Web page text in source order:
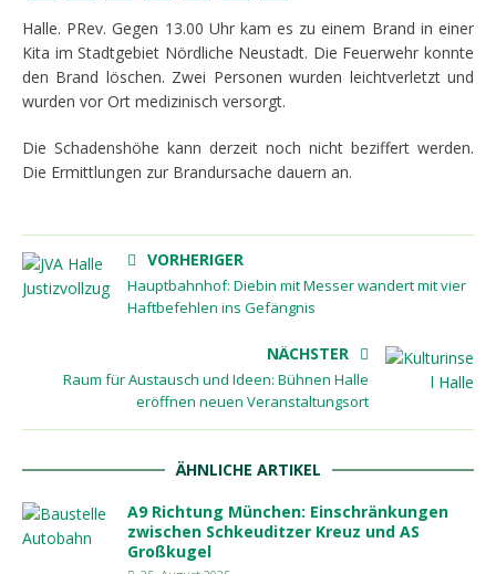
Halle. PRev. Gegen 13.00 Uhr kam es zu einem Brand in einer
Kita im Stadtgebiet Nördliche Neustadt. Die Feuerwehr konnte
den Brand löschen. Zwei Personen wurden leichtverletzt und
wurden vor Ort medizinisch versorgt.
Die Schadenshöhe kann derzeit noch nicht beziffert werden.
Die Ermittlungen zur Brandursache dauern an.
VORHERIGER
Hauptbahnhof: Diebin mit Messer wandert mit vier
Haftbefehlen ins Gefängnis
NÄCHSTER
Raum für Austausch und Ideen: Bühnen Halle
eröffnen neuen Veranstaltungsort
ÄHNLICHE ARTIKEL
A9 Richtung München: Einschränkungen
zwischen Schkeuditzer Kreuz und AS
Großkugel